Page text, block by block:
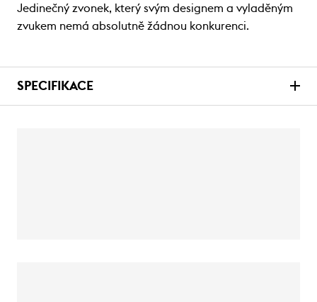
Jedinečný zvonek, který svým designem a vyladěným
zvukem nemá absolutně žádnou konkurenci.
SPECIFIKACE